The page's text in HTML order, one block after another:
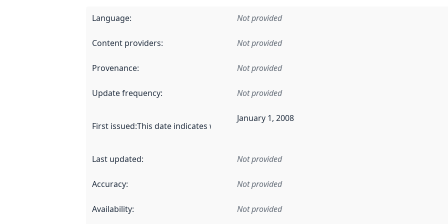
Language: Not provided
Content providers: Not provided
Provenance: Not provided
Update frequency: Not provided
First issued:This date indicates when the data in this dataset was first released. It may have
January 1, 2008
Last updated: Not provided
Accuracy: Not provided
Availability: Not provided